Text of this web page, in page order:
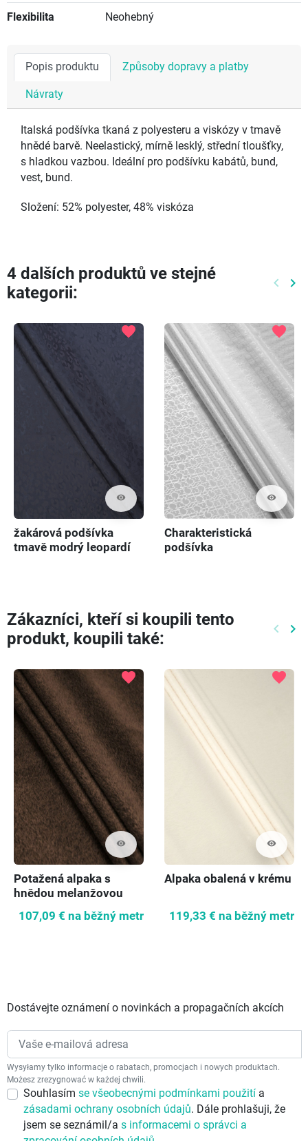
Flexibilita Neohebný
Popis produktu Způsoby dopravy a platby
Návraty
Italská podšívka tkaná z polyesteru a viskózy v tmavě
hnědé barvě. Neelastický, mírně lesklý, střední tloušťky,
s hladkou vazbou. Ideální pro podšívku kabátů, bund,
vest, bund.
Složení: 52% polyester, 48% viskóza
4 dalších produktů ve stejné
kategorii:
keyboard_arrow_left keyboard_arrow_right
visibility
favorite
žakárová podšívka
tmavě modrý leopardí
visibility
favorite
Charakteristická
podšívka
Zákazníci, kteří si koupili tento
produkt, koupili také:
keyboard_arrow_left keyboard_arrow_right
visibility
favorite
Potažená alpaka s
hnědou melanžovou
107,09 € na běžný metr
visibility
favorite
Alpaka obalená v krému
119,33 € na běžný metr
Dostávejte oznámení o novinkách a propagačních akcích
Wysyłamy tylko informacje o rabatach, promocjach i nowych produktach.
Możesz zrezygnować w każdej chwili.
Souhlasím se všeobecnými podmínkami použití a
zásadami ochrany osobních údajů. Dále prohlašuji, že
jsem se seznámil/a s informacemi o správci a